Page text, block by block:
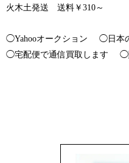
火木土発送 送料￥310～
◯Yahooオークション
◯日本
◯宅配便で通信買取します
◯